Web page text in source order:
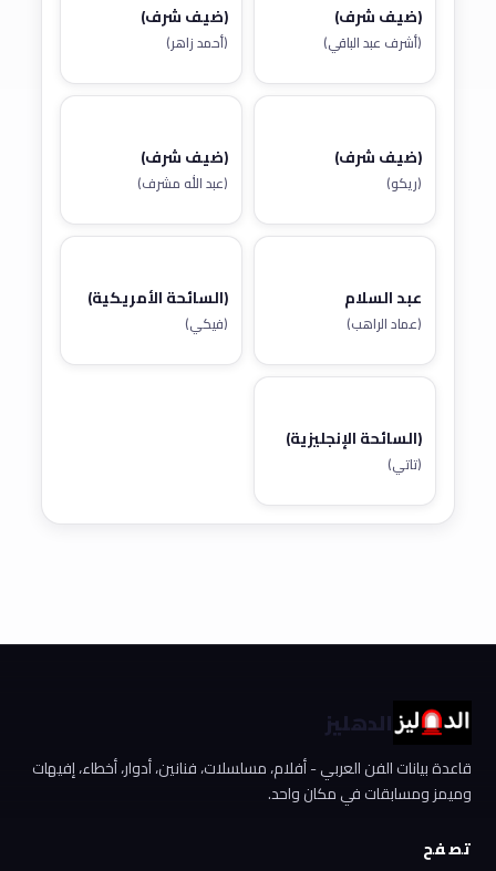
(ضيف شرف)
(أشرف عبد الباقي)
(ضيف شرف)
(أحمد زاهر)
(ضيف شرف)
(ريكو)
(ضيف شرف)
(عبد الله مشرف)
عبد السلام
(عماد الراهب)
(السائحة الأمريكية)
(فيكي)
(السائحة الإنجليزية)
(تاتي)
الدهليز
قاعدة بيانات الفن العربي - أفلام، مسلسلات، فنانين، أدوار، أخطاء، إفيهات
وميمز ومسابقات في مكان واحد.
تصفح